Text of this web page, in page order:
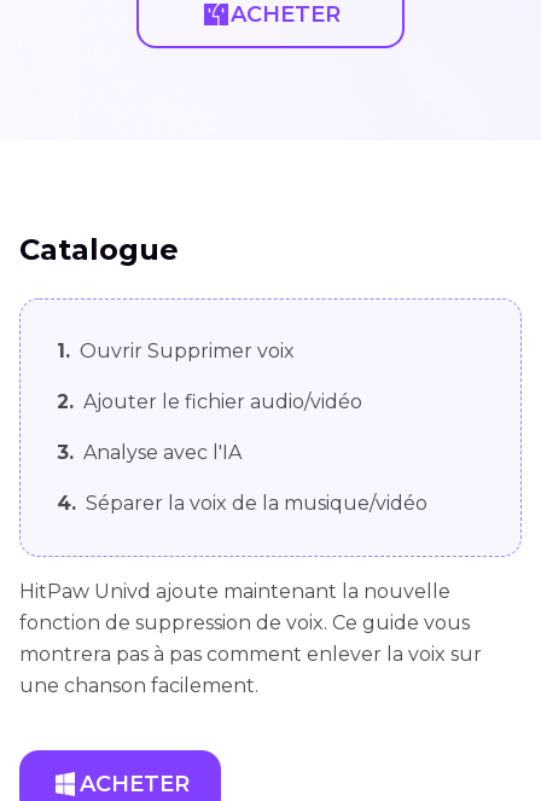
ACHETER
Catalogue
1. Ouvrir Supprimer voix
2. Ajouter le fichier audio/vidéo
3. Analyse avec l'IA
4. Séparer la voix de la musique/vidéo
HitPaw Univd ajoute maintenant la nouvelle
fonction de suppression de voix. Ce guide vous
montrera pas à pas comment enlever la voix sur
une chanson facilement.
ACHETER